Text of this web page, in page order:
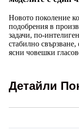
Новото поколение
подобрения в
задачи, по-
стабилно
ясни човешки
Детайли